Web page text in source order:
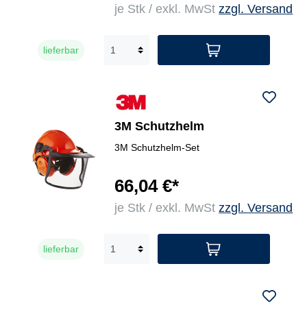
je Stk / exkl. MwStzzgl. Versand
lieferbar
3M Schutzhelm
3M Schutzhelm-Set
66,04 €*
je Stk / exkl. MwStzzgl. Versand
lieferbar